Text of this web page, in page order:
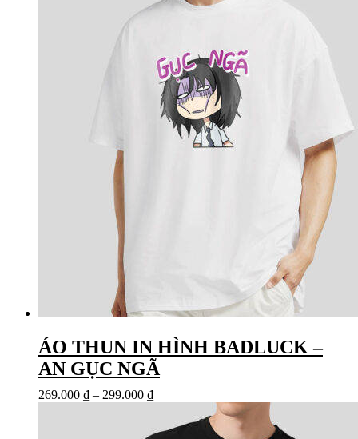
ÁO THUN IN HÌNH BADLUCK –
AN GỤC NGÃ
269.000 ₫ – 299.000 ₫